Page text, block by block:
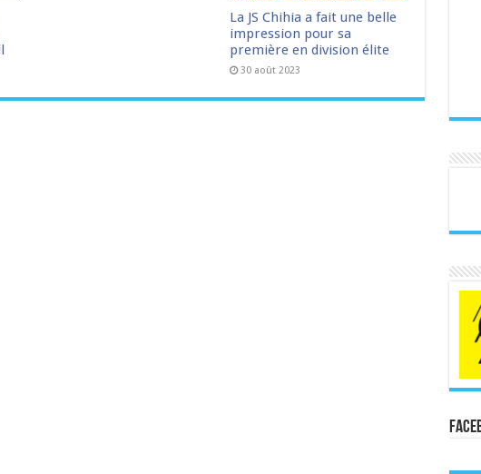
La JS Chihia a fait une belle
impression pour sa
première en division élite
30 août 2023